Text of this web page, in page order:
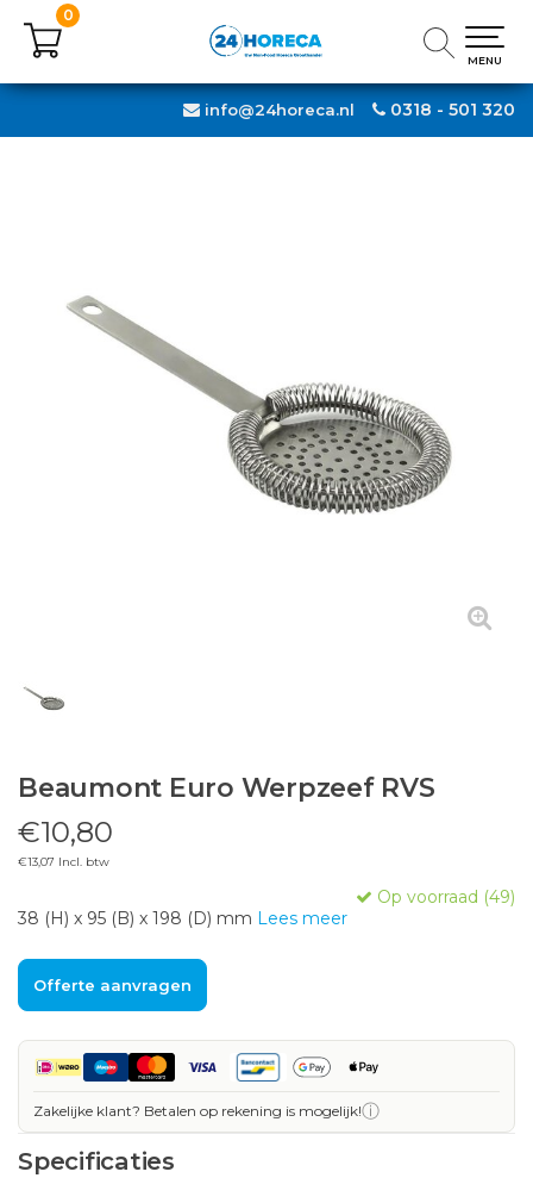
0318 - 501 320
info@24horeca.nl
0
MENU
0
MENU
Beaumont Euro Werpzeef RVS
€10,80
€13,07 Incl. btw
Op voorraad (49)
38 (H) x 95 (B) x 198 (D) mm Lees meer
Offerte aanvragen
Zakelijke klant? Betalen op rekening is mogelijk!ⓘ
Specificaties